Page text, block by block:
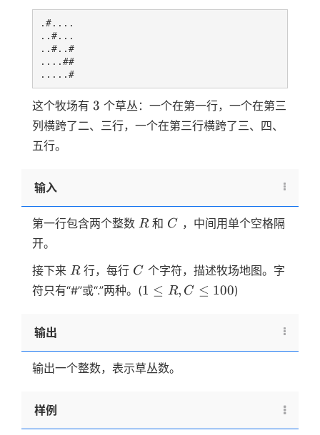
.#....
..#...
..#..#
....##
.....#
这个牧场有 3
3 个草丛：一个在第一行，一个在第三
列横跨了二、三行，一个在第三行横跨了三、四、
五行。
输入
第一行包含两个整数 R
R和 C
C ，中间用单个空格隔
开。
接下来 R
R行，每行 C
C 个字符，描述牧场地图。字
符只有“#”或“.”两种。(1 ≤
100
1 ≤ R, C ≤ 100)
输出
输出一个整数，表示草丛数。
样例